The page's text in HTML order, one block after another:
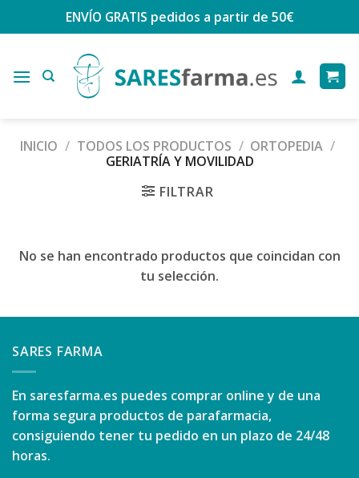
ENVÍO GRATIS pedidos a partir de 50€
INICIO / TODOS LOS PRODUCTOS / ORTOPEDIA /
GERIATRÍA Y MOVILIDAD
FILTRAR
No se han encontrado productos que coincidan con
tu selección.
SARES FARMA
En saresfarma.es puedes comprar online y de una
forma segura productos de parafarmacia,
consiguiendo tener tu pedido en un plazo de 24/48
horas.